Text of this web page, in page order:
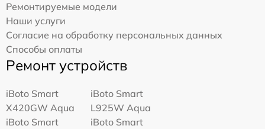
Ремонтируемые модели
Наши услуги
Согласие на обработку персональных данных
Способы оплаты
Ремонт устройств
iBoto Smart
Х420GW Aqua
iBoto Smart
L925W Aqua
iBoto Smart
iBoto Smart